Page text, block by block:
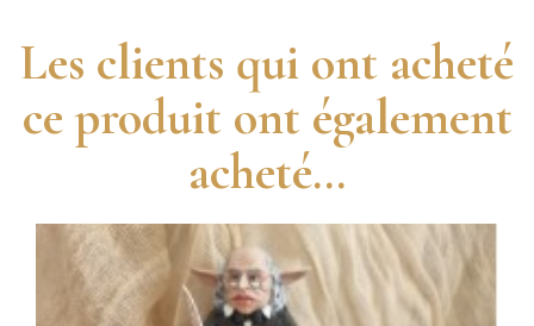
Les clients qui ont acheté
ce produit ont également
acheté...